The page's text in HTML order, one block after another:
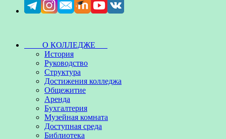
О КОЛЛЕДЖЕ
История
Руководство
Структура
Достижения колледжа
Общежитие
Аренда
Бухгалтерия
Музейная комната
Доступная среда
Библиотека